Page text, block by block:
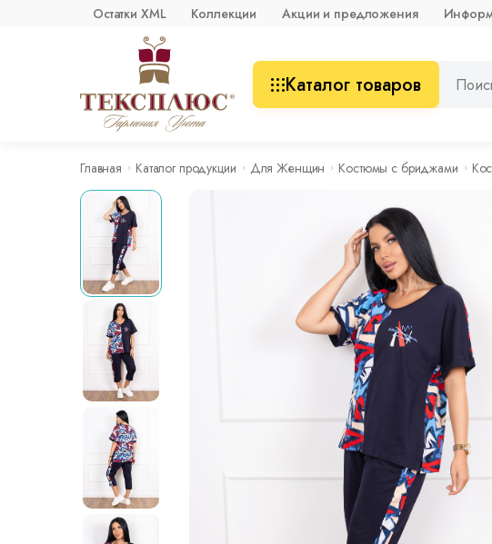
Остатки XML Коллекции Акции и предложения
Каталог товаров
Главная Каталог продукции Для Женщин Костюмы с бриджами